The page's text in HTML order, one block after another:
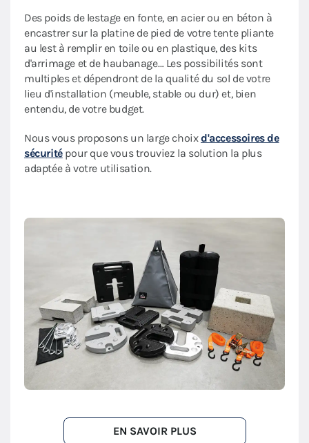
Des poids de lestage en fonte, en acier ou en béton à
encastrer sur la platine de pied de votre tente pliante
au lest à remplir en toile ou en plastique, des kits
d'arrimage et de haubanage… Les possibilités sont
multiples et dépendront de la qualité du sol de votre
lieu d'installation (meuble, stable ou dur) et, bien
entendu, de votre budget.
Nous vous proposons un large choixd'accessoires de
sécuritépour que vous trouviez la solution la plus
adaptée à votre utilisation.
EN SAVOIR PLUS